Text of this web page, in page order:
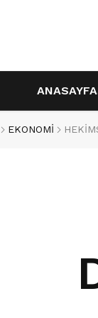
ANASAYFA
EKONOMİ